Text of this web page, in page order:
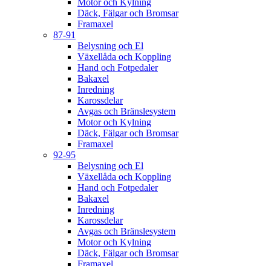
Däck, Fälgar och Bromsar
Framaxel
87-91
Belysning och El
Växellåda och Koppling
Hand och Fotpedaler
Bakaxel
Inredning
Karossdelar
Avgas och Bränslesystem
Motor och Kylning
Däck, Fälgar och Bromsar
Framaxel
92-95
Belysning och El
Växellåda och Koppling
Hand och Fotpedaler
Bakaxel
Inredning
Karossdelar
Avgas och Bränslesystem
Motor och Kylning
Däck, Fälgar och Bromsar
Framaxel